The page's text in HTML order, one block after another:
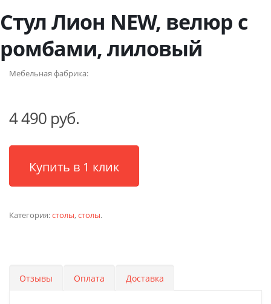
Стул Лион NEW, велюр с
ромбами, лиловый
Мебельная фабрика:
4 490 руб.
Купить в 1 клик
Категория:столы,столы.
Отзывы Оплата Доставка